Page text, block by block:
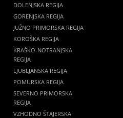
DOLENJSKA REGIJA
GORENJSKA REGIJA
JUŽNO PRIMORSKA REGIJA
KOROŠKA REGIJA
KRAŠKO-NOTRANJSKA
REGIJA
LJUBLJANSKA REGIJA
POMURSKA REGIJA
SEVERNO PRIMORSKA
REGIJA
VZHODNO ŠTAJERSKA